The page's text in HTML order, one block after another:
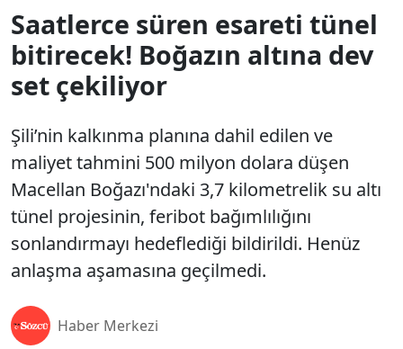
Saatlerce süren esareti tünel
bitirecek! Boğazın altına dev
set çekiliyor
Şili’nin kalkınma planına dahil edilen ve
maliyet tahmini 500 milyon dolara düşen
Macellan Boğazı'ndaki 3,7 kilometrelik su altı
tünel projesinin, feribot bağımlılığını
sonlandırmayı hedeflediği bildirildi. Henüz
anlaşma aşamasına geçilmedi.
Haber Merkezi